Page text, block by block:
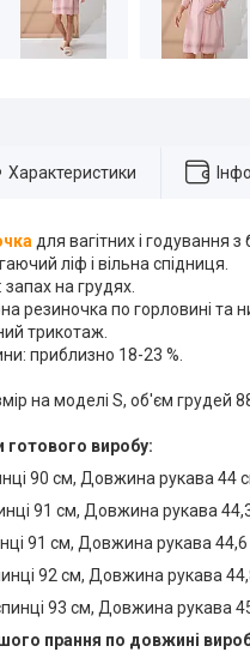
Характеристики
для вагітних і годування
ліф і вільна спідниця.
на грудях.
резиночка по горловині та
трикотаж.
приблизно 18-23 %.
на моделі S, об'єм грудей
готового виробу:
90 см, Довжина рукава 44
91 см, Довжина рукава
91 см, Довжина рукава
92 см, Довжина рукава
93 см, Довжина рукава
прання по довжині